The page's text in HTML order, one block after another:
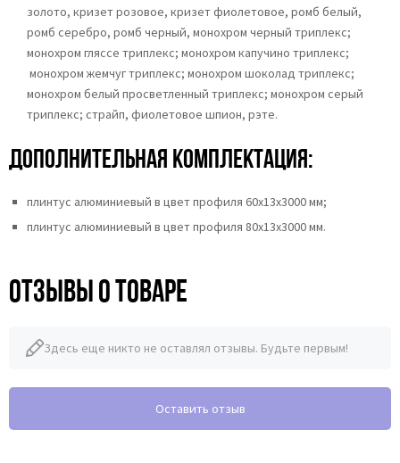
золото, кризет розовое, кризет фиолетовое, ромб белый,
ромб серебро, ромб черный, монохром черный триплекс;
монохром гляссе триплекс; монохром капучино триплекс;
монохром жемчуг триплекс; монохром шоколад триплекс;
монохром белый просветленный триплекс; монохром серый
триплекс; страйп, фиолетовое шпион, рэте.
Дополнительная комплектация:
плинтус алюминиевый в цвет профиля 60х13х3000 мм;
плинтус алюминиевый в цвет профиля 80х13х3000 мм.
Отзывы о товаре
Здесь еще никто не оставлял отзывы. Будьте первым!
Оставить отзыв